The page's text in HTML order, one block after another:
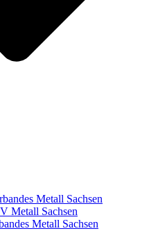
Metall Sachsen
Metall Sachsen
Metall Sachsen